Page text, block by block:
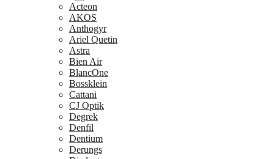
Acteon
AKOS
Anthogyr
Ariel Quetin
Astra
Bien Air
BlancOne
Bossklein
Cattani
CJ Optik
Degrek
Denfil
Dentium
Derungs